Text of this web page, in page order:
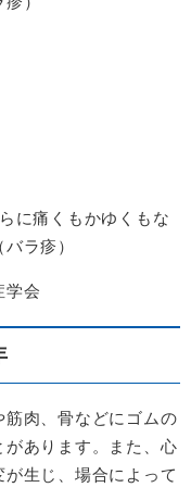
に痛くもかゆくもな
ラ疹）
学会
肉、骨などにゴムの
があります。また、心
生じ、場合によって